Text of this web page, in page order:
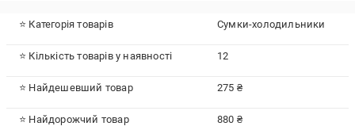
⭐ Категорія товарів Сумки-холодильники
⭐ Кількість товарів у наявності 12
⭐ Найдешевший товар 275 ₴
⭐ Найдорожчий товар 880 ₴